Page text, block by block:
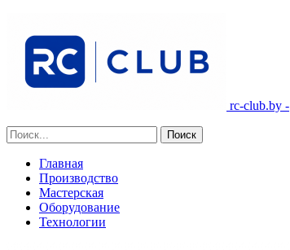
rc-club.by -
Главная
Производство
Мастерская
Оборудование
Технологии